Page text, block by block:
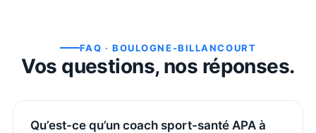
FAQ ·BOULOGNE-BILLANCOURT
Vos questions, nos réponses.
Qu’est-ce qu’un coach sport-santé APA à